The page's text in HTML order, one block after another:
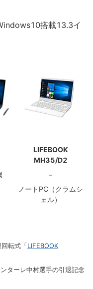
搭載13.3イ
LIFEBOOK
MH35/D2
－
ノートPC（クラムシ
ェル）
転式「LIFEBOOK
ーレ中村選手の引退記念